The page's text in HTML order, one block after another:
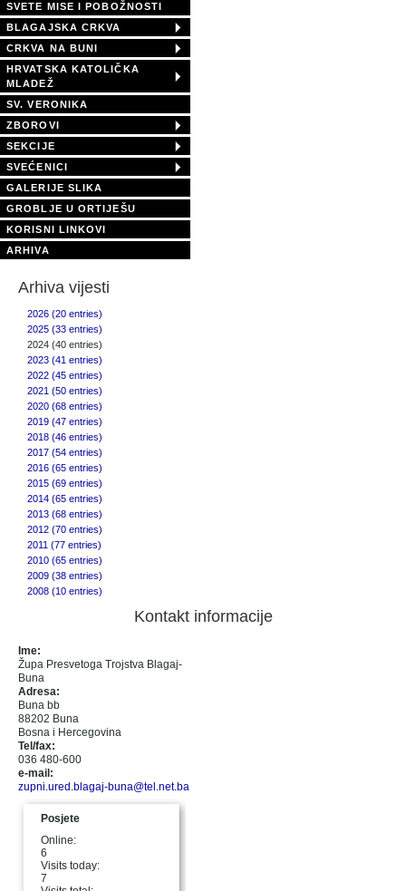
SVETE MISE I POBOŽNOSTI
BLAGAJSKA CRKVA
CRKVA NA BUNI
HRVATSKA KATOLIČKA
MLADEŽ
SV. VERONIKA
ZBOROVI
SEKCIJE
SVEĆENICI
GALERIJE SLIKA
GROBLJE U ORTIJEŠU
KORISNI LINKOVI
ARHIVA
Arhiva vijesti
2026 (20 entries)
2025 (33 entries)
2024 (40 entries)
2023 (41 entries)
2022 (45 entries)
2021 (50 entries)
2020 (68 entries)
2019 (47 entries)
2018 (46 entries)
2017 (54 entries)
2016 (65 entries)
2015 (69 entries)
2014 (65 entries)
2013 (68 entries)
2012 (70 entries)
2011 (77 entries)
2010 (65 entries)
2009 (38 entries)
2008 (10 entries)
Kontakt informacije
Ime:
Župa Presvetoga Trojstva Blagaj-
Buna
Adresa:
Buna bb
88202 Buna
Bosna i Hercegovina
Tel/fax:
036 480-600
e-mail:
zupni.ured.blagaj-buna@tel.net.ba
Posjete
Online:
6
Visits today:
7